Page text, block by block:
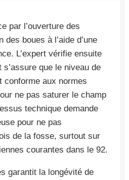
par l’ouverture des
des boues à l’aide d’une
L’expert vérifie ensuite
s’assure que le niveau de
conforme aux normes
ne pas saturer le champ
technique demande
pour ne pas
de la fosse, surtout sur
courantes dans le 92.
garantit la longévité de